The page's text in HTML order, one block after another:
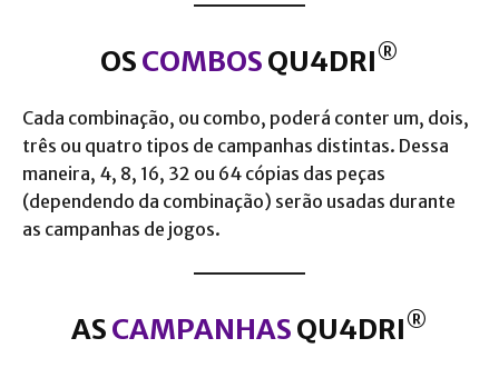
OSCOMBOSQU4DRI®
Cada combinação, ou combo, poderá conter um, dois,
três ou quatro tipos de campanhas distintas. Dessa
maneira, 4, 8, 16, 32 ou 64 cópias das peças
(dependendo da combinação) serão usadas durante
as campanhas de jogos.
ASCAMPANHASQU4DRI®